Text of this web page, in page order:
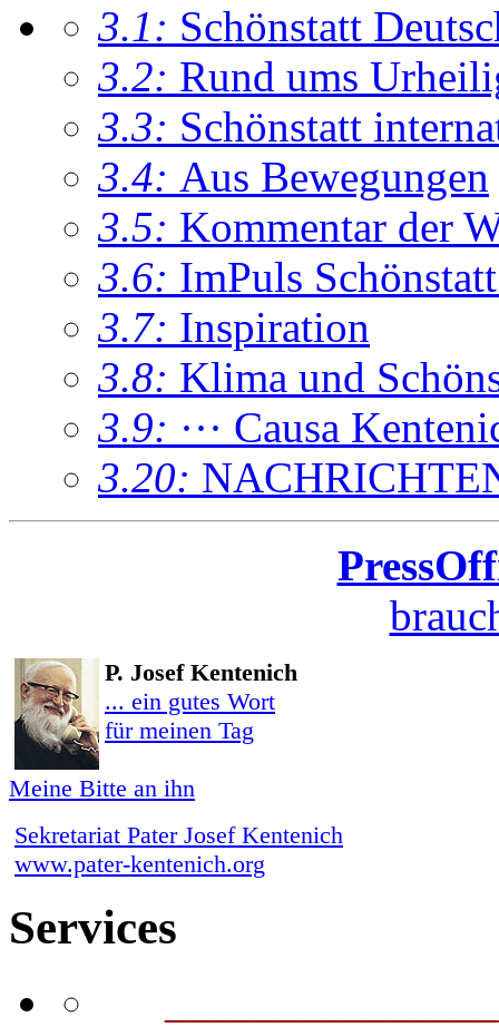
3.1: Schönstatt
3.2: Rund ums
3.3: Schönstatt
3.4: Aus Bewegungen
3.5: Kommentar der
3.6: ImPuls
3.7: Inspiration
3.8: Klima und
3.9: ··· Causa
3.20:
P. Josef Kentenich
... ein gutes Wort
für meinen Tag
Meine Bitte an ihn
Sekretariat Pater Josef Kentenich
www.pater-kentenich.org
Services